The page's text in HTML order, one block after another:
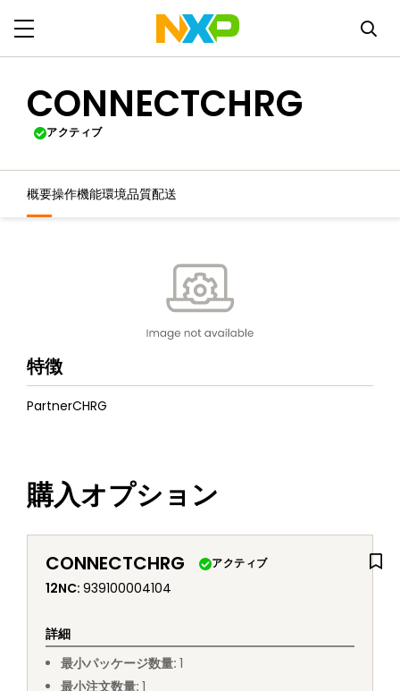
CONNECTCHRG
アクティブ
概要操作機能環境品質配送
特徴
PartnerCHRG
購入オプション
CONNECTCHRG アクティブ
12NC: 939100004104
詳細
最小パッケージ数量: 1
最小注文数量: 1